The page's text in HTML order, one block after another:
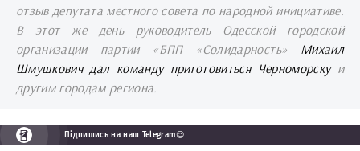
отзыв депутата местного совета по народной инициативе.
В этот же день руководитель Одесской городской
организации партии «БПП «Солидарность» Михаил
Шмушкович дал команду приготовиться Черноморскуи
другим городам региона.
Підпишись на наш Telegram😉